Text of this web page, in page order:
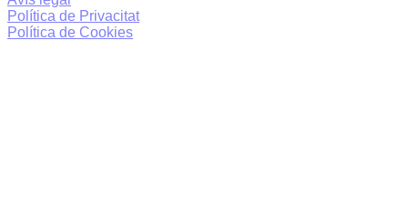
Política de Privacitat
Política de Cookies